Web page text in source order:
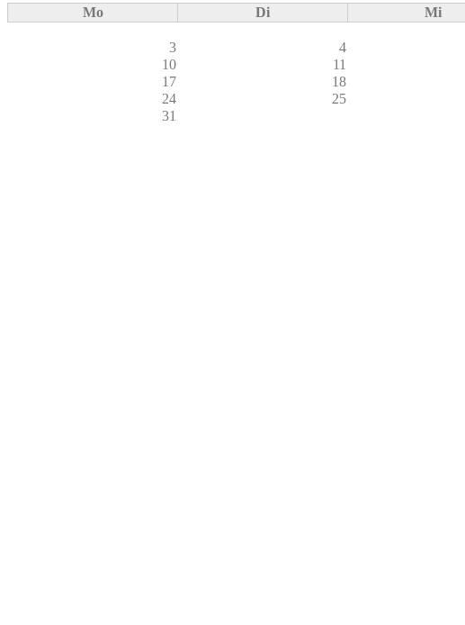
Mo Di Mi
3
4
10
11
17
18
24
25
31